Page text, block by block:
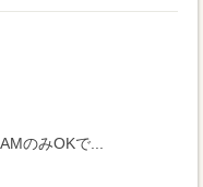
のみOKで...